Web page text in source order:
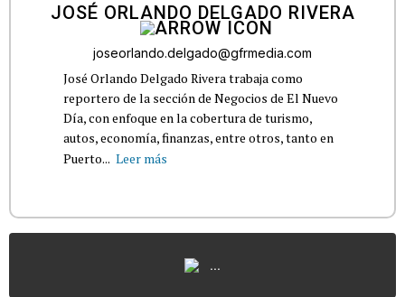
JOSÉ ORLANDO DELGADO RIVERA
joseorlando.delgado@gfrmedia.com
José Orlando Delgado Rivera trabaja como
reportero de la sección de Negocios de El Nuevo
Día, con enfoque en la cobertura de turismo,
autos, economía, finanzas, entre otros, tanto en
Puerto... Leer más
...